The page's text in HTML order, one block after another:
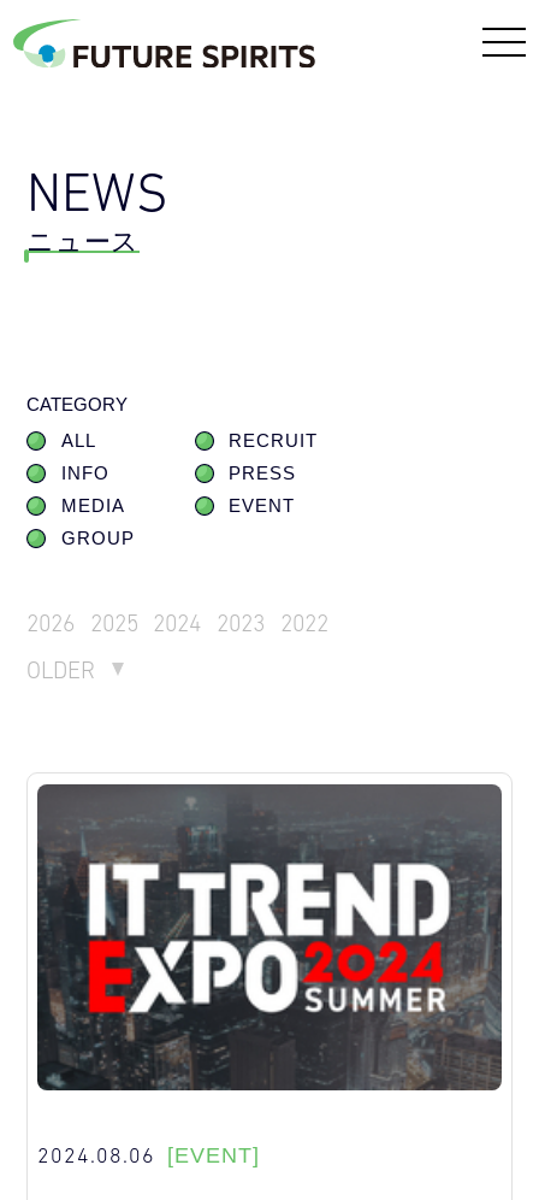
NEWS
ニュース
CATEGORY
ALL
RECRUIT
INFO
PRESS
MEDIA
EVENT
GROUP
2026 2025 2024 2023
2022
OLDER
2024.08.06 [EVENT]